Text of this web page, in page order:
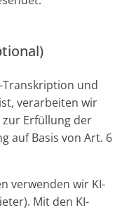
Transkription und
verarbeiten wir
Erfüllung der
auf Basis von Art. 6
verwenden wir KI-
Mit den KI-